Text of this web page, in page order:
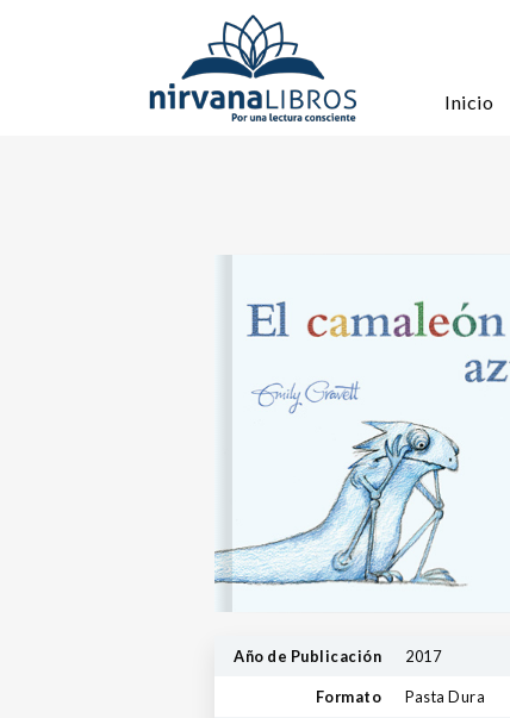
Inicio
Año de Publicación 2017
Formato Pasta Dura